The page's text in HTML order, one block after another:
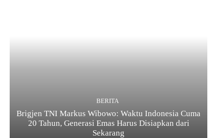
BERITA
Brigjen TNI Markus Wibowo: Waktu Indonesia Cuma
20 Tahun, Generasi Emas Harus Disiapkan dari
Sekarang